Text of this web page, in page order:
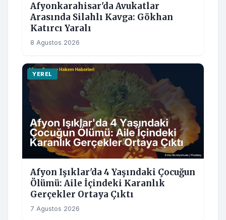
Afyonkarahisar'da Avukatlar
Arasında Silahlı Kavga: Gökhan
Katırcı Yaralı
8 Agustos 2026
YEREL
Afyon Işıklar'da 4 Yaşındaki Çocuğun
Ölümü: Aile İçindeki Karanlık
Gerçekler Ortaya Çıktı
7 Agustos 2026